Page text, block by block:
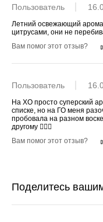
Пользователь
Летний освежающий
цитрусами, они не
Вам помог этот отзыв?
Пользователь
На ХО просто суперский
списке, но на ГО меня
пробовала на разном воске ( Возможно в диффузоре как-
другому 🤷🏼‍♀️
Вам помог этот отзыв?
Поделитесь